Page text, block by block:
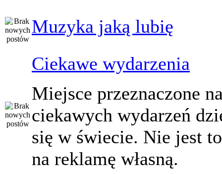
Muzyka jaką lubię
Ciekawe wydarzenia
Miejsce przeznaczone
ciekawych wydarzeń
się w świecie. Nie jest
na reklamę własną.